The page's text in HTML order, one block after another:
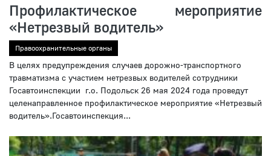
Профилактическое мероприятие
«Нетрезвый водитель»
Правоохранительные органы
В целях предупреждения случаев дорожно-транспортного
травматизма с участием нетрезвых водителей сотрудники
Госавтоинспекции г.о. Подольск 26 мая 2024 года проведут
целенаправленное профилактическое мероприятие «Нетрезвый
водитель».Госавтоинспекция...